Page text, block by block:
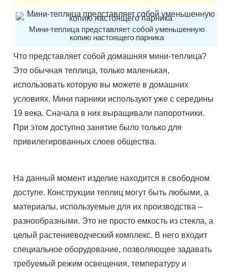
Мини-теплица представляет собой уменьшенную
копию настоящего парника
Что представляет собой домашняя мини-теплица?
Это обычная теплица, только маленькая,
использовать которую вы можете в домашних
условиях. Мини парники используют уже с середины
19 века. Сначала в них выращивали папоротники.
При этом доступно занятие было только для
привилегированных слоев общества.
На данный момент изделие находится в свободном
доступе. Конструкции теплиц могут быть любыми, а
материалы, используемые для их производства –
разнообразными. Это не просто емкость из стекла, а
целый растениеводческий комплекс. В него входит
специальное оборудование, позволяющее задавать
требуемый режим освещения, температуру и